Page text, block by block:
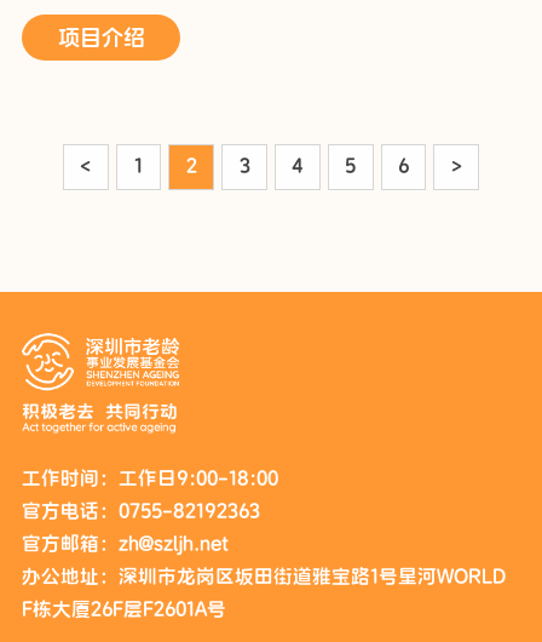
训…
项目介绍
< 1 2 3 4 5 6 >
工作时间：工作日9:00-18:00
官方电话：0755-82192363
官方邮箱：zh@szljh.net
办公地址：深圳市龙岗区坂田街道雅宝路1号星河WORLD
F栋大厦26F层F2601A号